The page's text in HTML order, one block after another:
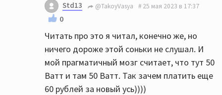
Std13 @TakoyVasya 25 мая 2023 в 17:37
0
Читать про это я читал, конечно же, но
ничего дороже этой соньки не слушал. И
мой прагматичный мозг считает, что тут 50
Ватт и там 50 Ватт. Так зачем платить еще
60 рублей за новый усь))))